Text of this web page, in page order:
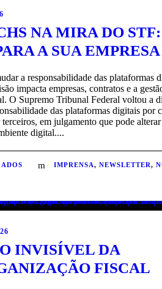
NA MIRA DO
A SUA EMPRESA
a responsabilidade das plataformas
impacta empresas, contratos e a
O Supremo Tribunal Federal voltou a
das plataformas digitais por
em julgamento que pode alterar
digital....
IMPRENSA, NEWSLETTER,
INVISÍVEL DA
FISCAL